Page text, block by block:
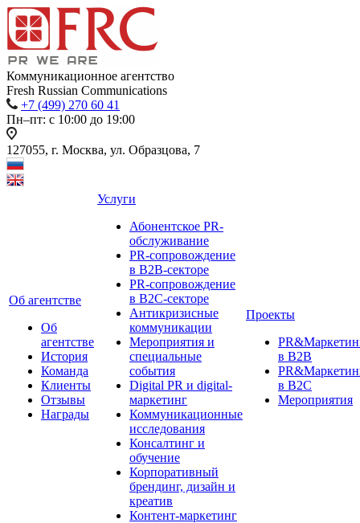
Коммуникационное агентство
Fresh Russian Communications
+7 (499) 270 60 41
Пн–пт: с 10:00 до 19:00
127055, г. Москва, ул. Образцова, 7
Об агентстве
Об
агентстве
История
Команда
Клиенты
Отзывы
Награды
Услуги
Абонентское PR-
обслуживание
PR-сопровождение
в B2B-секторе
PR-сопровождение
в B2С-секторе
Антикризисные
коммуникации
Мероприятия и
специальные
события
Digital PR и digital-
маркетинг
Коммуникационные
исследования
Консалтинг и
обучение
Корпоративный
брендинг, дизайн и
креатив
Контент-маркетинг
Проекты
в B2B
в B2C
Мероприятия